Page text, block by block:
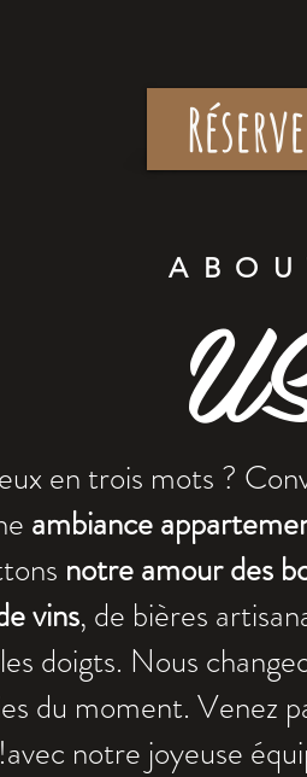
en trois mots ?
ambiance
notre amour des
vins, de bières
doigts. Nous
du moment. Venez
avec notre joyeuse